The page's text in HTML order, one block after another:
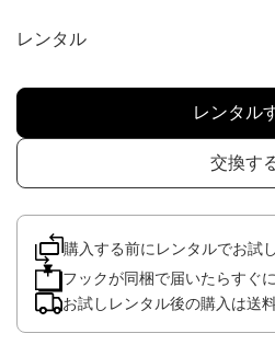
レンタル
レンタル
交換す
購入する前にレンタルでお試
フックが同梱で届いたらすぐ
お試しレンタル後の購入は送